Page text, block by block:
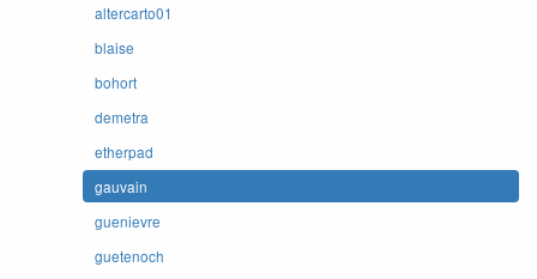
altercarto01
blaise
bohort
demetra
etherpad
gauvain
guenievre
guetenoch